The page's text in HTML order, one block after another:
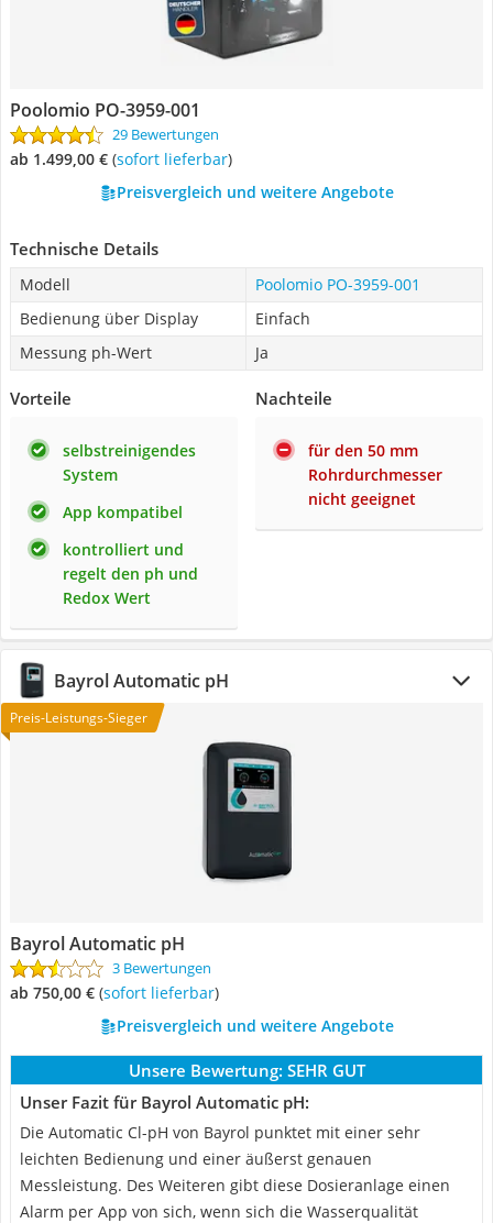
Poolomio ‎PO-3959-001
29 Bewertungen
ab 1.499,00 € ( Sofort lieferbar)
Preisvergleich und weitere Angebote
Technische Details
Modell
Poolomio ‎PO-3959-001
Bedienung über Display
Einfach
Messung ph-Wert
Ja
Vorteile
selbstreinigendes
System
App kompatibel
kontrolliert und
regelt den ph und
Redox Wert
Nachteile
für den 50 mm
Rohrdurchmesser
nicht geeignet
Bayrol Automatic pH
Preis-Leistungs-Sieger
Bayrol Automatic pH
3 Bewertungen
ab 750,00 € ( Sofort lieferbar)
Preisvergleich und weitere Angebote
Unsere Bewertung: SEHR GUT
Unser Fazit für Bayrol Automatic pH:
Die Automatic Cl-pH von Bayrol punktet mit einer sehr
leichten Bedienung und einer äußerst genauen
Messleistung. Des Weiteren gibt diese Dosieranlage einen
Alarm per App von sich, wenn sich die Wasserqualität